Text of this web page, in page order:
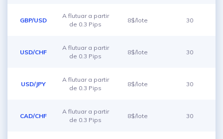
GBP/USD
A flutuar a partir
de 0.3 Pips
8$/lote 30
USD/CHF
A flutuar a partir
de 0.3 Pips
8$/lote 30
USD/JPY
A flutuar a partir
de 0.3 Pips
8$/lote 30
CAD/CHF
A flutuar a partir
de 0.3 Pips
8$/lote 30